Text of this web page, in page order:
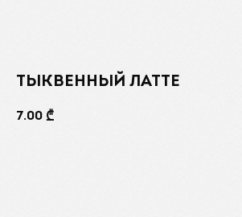
ТЫКВЕННЫЙ ЛАТТЕ
7.00 ₾